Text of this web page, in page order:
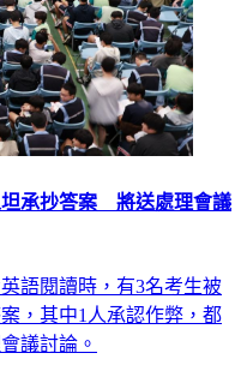
坦承抄答案 將送處理會議
語閱讀時，有3名考生被
，其中1人承認作弊，都
議討論。